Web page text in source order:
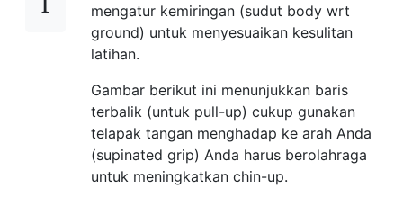
mengatur kemiringan (sudut body wrt
ground) untuk menyesuaikan kesulitan
latihan.
Gambar berikut ini menunjukkan baris
terbalik (untuk pull-up) cukup gunakan
telapak tangan menghadap ke arah Anda
(supinated grip) Anda harus berolahraga
untuk meningkatkan chin-up.